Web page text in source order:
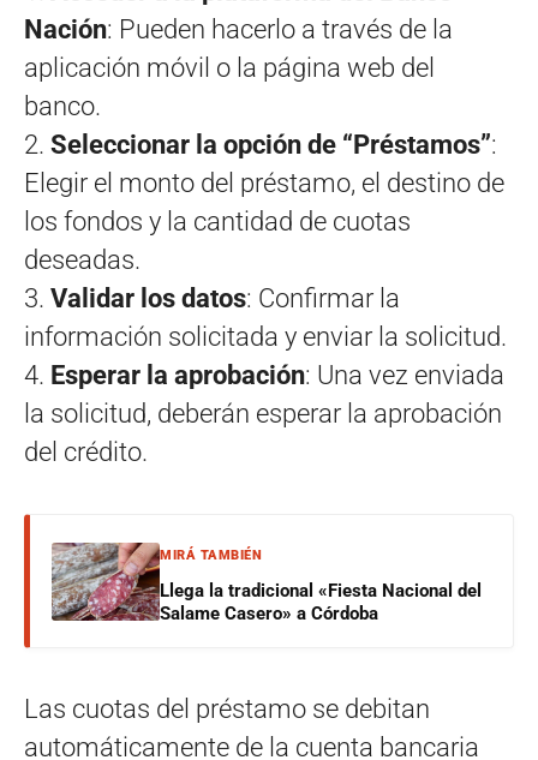
Nación: Pueden hacerlo a través de la
aplicación móvil o la página web del
banco.
2. Seleccionar la opción de “Préstamos”:
Elegir el monto del préstamo, el destino de
los fondos y la cantidad de cuotas
deseadas.
3. Validar los datos: Confirmar la
información solicitada y enviar la solicitud.
4. Esperar la aprobación: Una vez enviada
la solicitud, deberán esperar la aprobación
del crédito.
MIRÁ TAMBIÉN
Llega la tradicional «Fiesta Nacional del
Salame Casero» a Córdoba
Las cuotas del préstamo se debitan
automáticamente de la cuenta bancaria